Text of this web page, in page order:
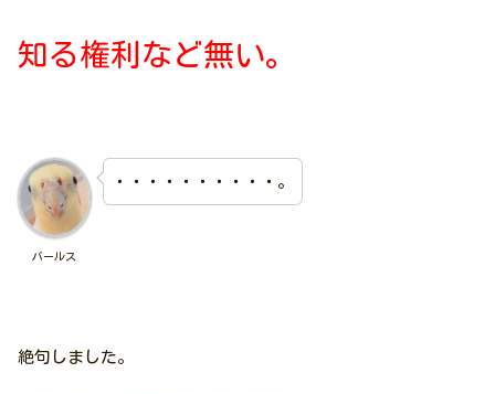
知る権利など無い。
バールス
・・・・・・・・・・。
絶句しました。